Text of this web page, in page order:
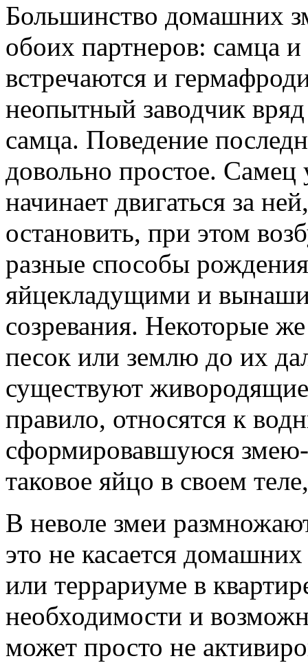
Большинство домашних
обоих партнеров: самца
встречаются и
неопытный заводчик
самца. Поведение
довольно простое. Самец
начинает двигаться за
остановить, при этом
разные способы
яйцекладущими и
созревания. Некоторые
песок или землю до их
существуют
правило, относятся к
сформировавшуюся
таковое яйцо в своем
В неволе змеи
это не касается
или террариуме в
необходимости и
может просто не